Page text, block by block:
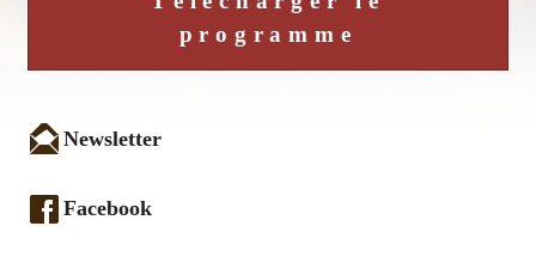
programme
Newsletter
Facebook